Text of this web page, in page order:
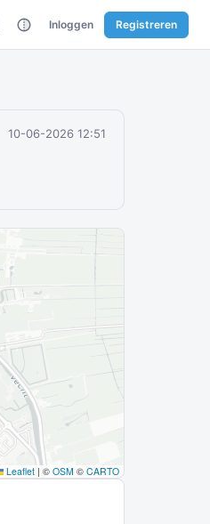
Inloggen Registreren
10-06-2026 12:51
Leaflet | © OSM © CARTO